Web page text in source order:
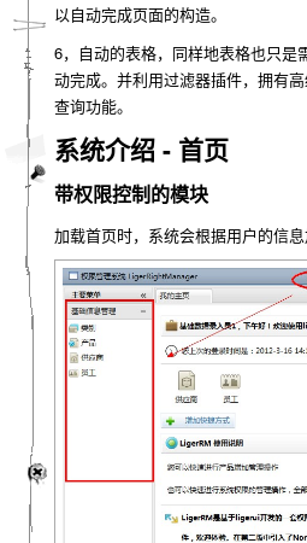
以自动完成页面的构造。
6，自动的表格，同样地表格也只是
动完成。并利用过滤器插件，拥有
查询功能。
系统介绍 - 首页
带权限控制的模块
加载首页时，系统会根据用户的信息